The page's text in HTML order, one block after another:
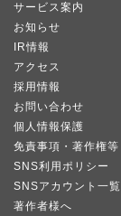
サービス案内
お知らせ
IR情報
アクセス
採用情報
お問い合わせ
個人情報保護
免責事項・著作権等
SNS利用ポリシー
SNSアカウント一覧
著作者様へ